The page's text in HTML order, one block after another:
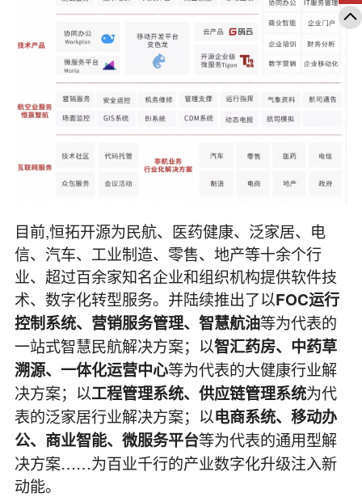
目前,恒拓开源为民航、医药健康、泛家居、电
信、汽车、工业制造、零售、地产等十余个行
业、超过百余家知名企业和组织机构提供软件技
术、数字化转型服务。并陆续推出了以FOC运行
控制系统、营销服务管理、智慧航油等为代表的
一站式智慧民航解决方案；以智汇药房、中药草
溯源、一体化运营中心等为代表的大健康行业解
决方案；以工程管理系统、供应链管理系统为代
表的泛家居行业解决方案；以电商系统、移动办
公、商业智能、微服务平台等为代表的通用型解
决方案……为百业千行的产业数字化升级注入新
动能。